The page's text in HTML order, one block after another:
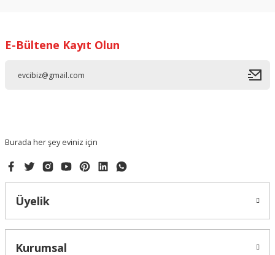
Ürün resmi kalitesiz, bozuk veya görüntülenemiyor.
E-Bültene Kayıt Olun
Burada her şey eviniz için
Üyelik
Kurumsal